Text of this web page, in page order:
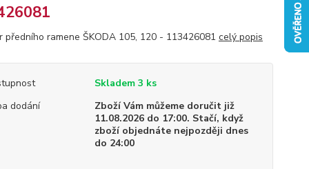
předního ramene ŠKODA 105, 120 - 113426081 celý popis
Skladem 3 ks
dodání
Zboží Vám můžeme doručit již
11.08.2026 do 17:00. Stačí, když
zboží objednáte nejpozději dnes
do 24:00